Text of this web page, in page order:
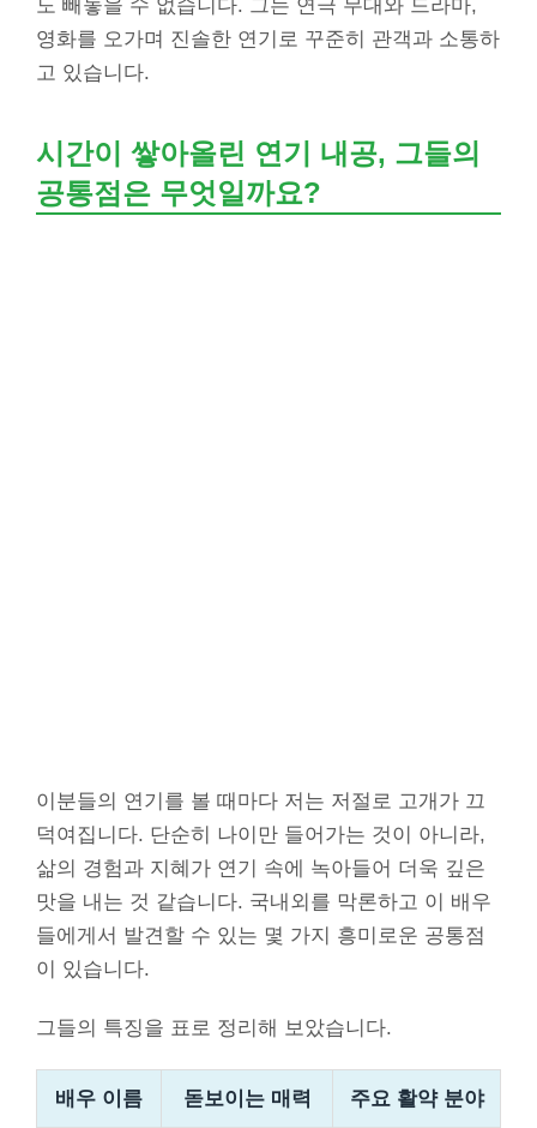
도 빼놓을 수 없습니다. 그는 연극 무대와 드라마,
영화를 오가며 진솔한 연기로 꾸준히 관객과 소통하
고 있습니다.
시간이 쌓아올린 연기 내공, 그들의
공통점은 무엇일까요?
이분들의 연기를 볼 때마다 저는 저절로 고개가 끄
덕여집니다. 단순히 나이만 들어가는 것이 아니라,
삶의 경험과 지혜가 연기 속에 녹아들어 더욱 깊은
맛을 내는 것 같습니다. 국내외를 막론하고 이 배우
들에게서 발견할 수 있는 몇 가지 흥미로운 공통점
이 있습니다.
그들의 특징을 표로 정리해 보았습니다.
배우 이름 돋보이는 매력 주요 활약 분야